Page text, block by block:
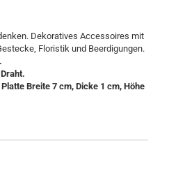
Dekoratives Accessoires mit
Floristik und Beerdigungen.
Breite 7 cm, Dicke 1 cm, Höhe